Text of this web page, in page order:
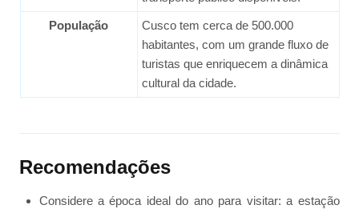
População
Cusco tem cerca de 500.000
habitantes, com um grande fluxo de
turistas que enriquecem a dinâmica
cultural da cidade.
Recomendações
Considere a época ideal do ano para visitar: a estação